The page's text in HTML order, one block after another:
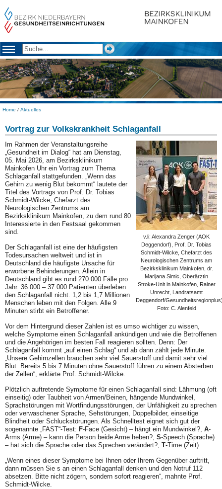
Home / Aktuelles
Vortrag zur Volkskrankheit Schlaganfall
v.li: Alexandra Zenger (AOK
Deggendorf), Prof. Dr. Tobias
Schmidt-Wilcke, Chefarzt des
Neurologischen Zentrums am
Bezirksklinikum Mainkofen, dr.
Marijana Simic, Oberärztin
Stroke-Unit in Mainkofen, Rainer
Unrecht, Landratsamt
Deggendorf/
Foto: C. Alenfeld
Im Rahmen der Veranstaltungsreihe
„Gesundheit im Dialog“ hat am Dienstag,
05. Mai 2026, am Bezirksklinikum
Mainkofen Uhr ein Vortrag zum Thema
Schlaganfall stattgefunden. „Wenn das
Gehirn zu wenig Blut bekommt“ lautete der
Titel des Vortrags von Prof. Dr. Tobias
Schmidt-Wilcke, Chefarzt des
Neurologischen Zentrums am
Bezirksklinikum Mainkofen, zu dem rund 80
Interessierte in den Festsaal gekommen
sind.
Der Schlaganfall ist eine der häufigsten
Todesursachen weltweit und ist in
Deutschland die häufigste Ursache für
erworbene Behinderungen. Allein in
Deutschland gibt es rund 270.000 Fälle pro
Jahr. 36.000 – 37.000 Patienten überleben
den Schlaganfall nicht. 1,2 bis 1,7 Millionen
Menschen leben mit den Folgen. Alle 9
Minuten stirbt ein Betroffener.
Vor dem Hintergrund dieser Zahlen ist es umso wichtiger zu wissen,
welche Symptome einen Schlaganfall ankündigen und wie die Betroffenen
und die Angehörigen im besten Fall reagieren sollten. Denn: Der
Schlaganfall kommt „auf einen Schlag“ und ab dann zählt jede Minute.
„Unsere Gehirnzellen brauchen sehr viel Sauerstoff und damit sehr viel
Blut. Bereits 5 bis 7 Minuten ohne Sauerstoff führen zu einem Absterben
der Zellen“, erklärte Prof. Schmidt-Wilcke.
Plötzlich auftretende Symptome für einen Schlaganfall sind: Lähmung (oft
einseitig) oder Taubheit von Armen/Beinen, hängende Mundwinkel,
Sprachstörungen mit Wortfindungsstörungen, der Unfähigkeit zu sprechen
oder verwaschener Sprache, Sehstörungen, Doppelbilder, einseitige
Blindheit oder Schluckstörungen. Als Schnelltest eignet sich gut der
sogenannte „FAST“-Test: F-Face (Gesicht) – hängt ein Mundwinkel?, A-
Arms (Arme) – kann die Person beide Arme heben?, S-Speech (Sprache)
– hat sich die Sprache oder das Sprechen verändert?, T-Time (Zeit).
„Wenn eines dieser Symptome bei Ihnen oder Ihrem Gegenüber auftritt,
dann müssen Sie s an einen Schlaganfall denken und den Notruf 112
absetzen. Bitte nicht zögern, sondern sofort reagieren“, mahnte Prof.
Schmidt-Wilcke.